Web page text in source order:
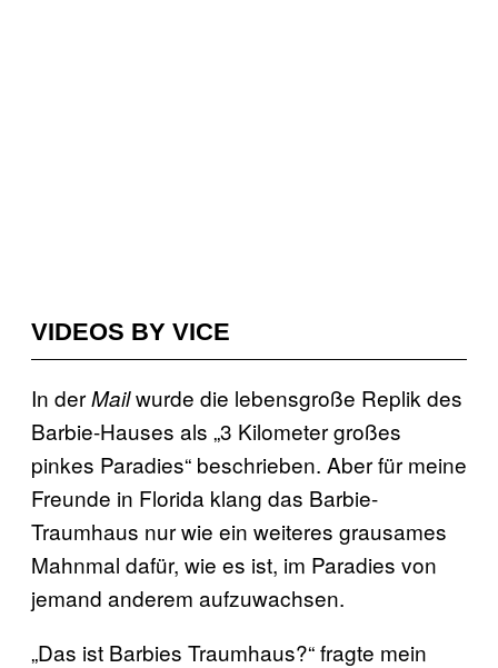
VIDEOS BY VICE
In derMailwurde die lebensgroße Replik des
Barbie-Hauses als „3 Kilometer großes
pinkes Paradies“ beschrieben. Aber für meine
Freunde in Florida klang das Barbie-
Traumhaus nur wie ein weiteres grausames
Mahnmal dafür, wie es ist, im Paradies von
jemand anderem aufzuwachsen.
„Das ist Barbies Traumhaus?“ fragte mein